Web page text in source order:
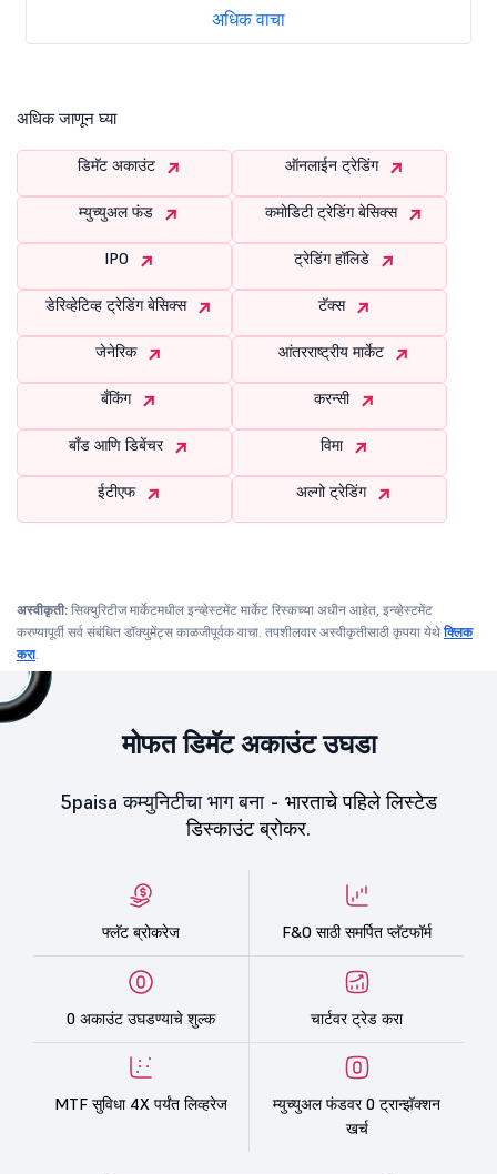
अधिक वाचा
अधिक जाणून घ्या
डिमॅट अकाउंट ऑनलाईन ट्रेडिंग
म्युच्युअल फंड कमोडिटी ट्रेडिंग बेसिक्स
IPO ट्रेडिंग हॉलिडे
डेरिव्हेटिव्ह ट्रेडिंग बेसिक्स टॅक्स
जेनेरिक आंतरराष्ट्रीय मार्केट
बँकिंग करन्सी
बाँड आणि डिबेंचर विमा
ईटीएफ अल्गो ट्रेडिंग
अस्वीकृती: सिक्युरिटीज मार्केटमधील इन्व्हेस्टमेंट मार्केट रिस्कच्या अधीन आहेत, इन्व्हेस्टमेंट
करण्यापूर्वी सर्व संबंधित डॉक्युमेंट्स काळजीपूर्वक वाचा. तपशीलवार अस्वीकृतीसाठी कृपया येथेक्लिक
करा.
मोफत डिमॅट अकाउंट उघडा
5paisa कम्युनिटीचा भाग बना - भारताचे पहिले लिस्टेड
डिस्काउंट ब्रोकर.
फ्लॅट ब्रोकरेज F&O साठी समर्पित प्लॅटफॉर्म
0 अकाउंट उघडण्याचे शुल्क चार्टवर ट्रेड करा
MTF सुविधा 4X पर्यंत लिव्हरेज
म्युच्युअल फंडवर 0 ट्रान्झॅक्शन
खर्च